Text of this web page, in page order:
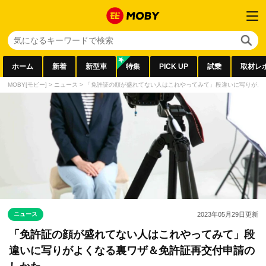
ホーム 新着 新型車 特集 PICK UP 試乗 取材レ
MOBY[モビー] > ニュース > 「免許証の顔が盛れてない人はこれやってみて」段違いに写りが
ニュース 2023年05月29日更新
「免許証の顔が盛れてない人はこれやってみて」段
違いに写りがよくなる裏ワザ＆免許証再交付申請の